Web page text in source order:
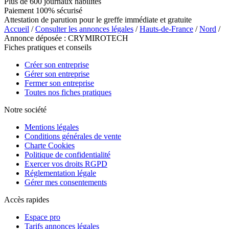
Paiement 100% sécurisé
Attestation de parution pour le greffe immédiate et gratuite
Accueil /Consulter les annonces légales /Hauts-de-France /Nord /
Annonce déposée : CRYMIROTECH
Fiches pratiques et conseils
Créer son entreprise
Gérer son entreprise
Fermer son entreprise
Toutes nos fiches pratiques
Notre société
Mentions légales
Conditions générales de vente
Charte Cookies
Politique de confidentialité
Exercer vos droits RGPD
Réglementation légale
Gérer mes consentements
Accès rapides
Espace pro
Tarifs annonces légales